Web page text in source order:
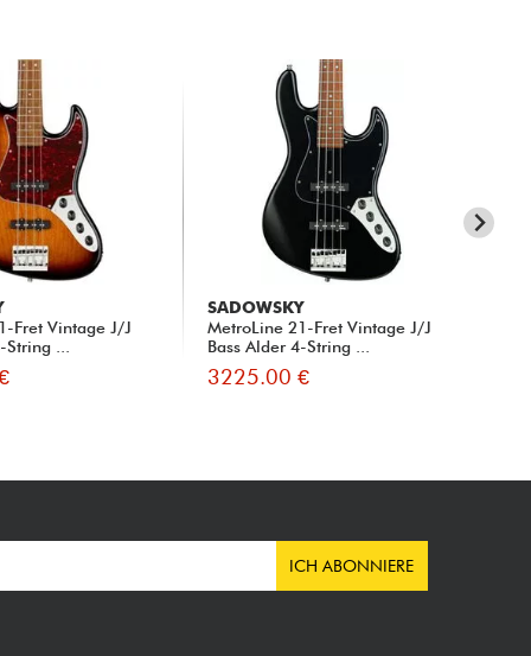
Fret Vintage J/J
...
SADOWSKY
MetroLine 21-Fret Vintage J/J
Bass Alder 4-String ...
3225.00 €
ICH ABONNIERE